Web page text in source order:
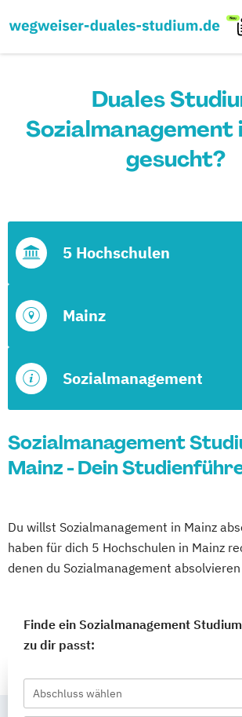
Duales
Sozialmanagement
gesucht?
Sozialmanagement
Mainz
5 Hochschulen
Sozialmanagement
Mainz - Dein
Du willst Sozialmanagement in Mainz
haben für dich 5 Hochschulen in Mainz
denen du Sozialmanagement
Finde ein Sozialmanagement
zu dir passt:
Abschluss wählen